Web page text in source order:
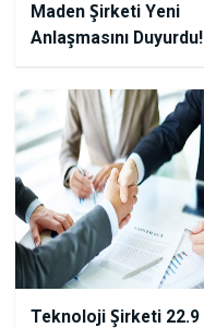
Maden Şirketi Yeni
Anlaşmasını Duyurdu!
Teknoloji Şirketi 22.9